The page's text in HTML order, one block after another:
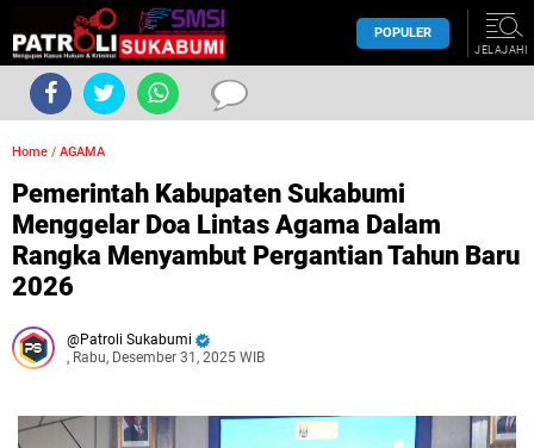
POPULER
JELAJAHI
Home / AGAMA
Pemerintah Kabupaten Sukabumi
Menggelar Doa Lintas Agama Dalam
Rangka Menyambut Pergantian Tahun Baru
2026
Patroli Sukabumi
, Rabu, Desember 31, 2025 WIB